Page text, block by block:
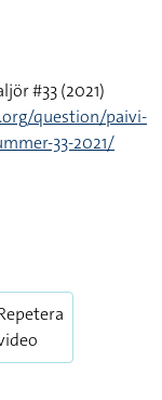
#33 (2021)
question/paivi-
33-2021/